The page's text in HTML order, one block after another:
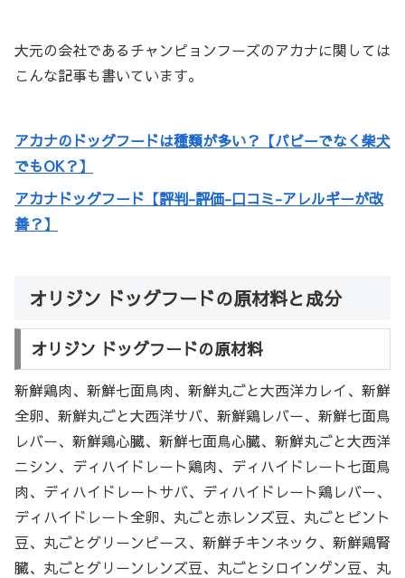
大元の会社であるチャンピョンフーズのアカナに関しては
こんな記事も書いています。
アカナのドッグフードは種類が多い？【パピーでなく柴犬
でもOK？】
アカナドッグフード【評判-評価-口コミ-アレルギーが改
善？】
オリジン ドッグフードの原材料と成分
オリジン ドッグフードの原材料
新鮮鶏肉、新鮮七面鳥肉、新鮮丸ごと大西洋カレイ、新鮮
全卵、新鮮丸ごと大西洋サバ、新鮮鶏レバー、新鮮七面鳥
レバー、新鮮鶏心臓、新鮮七面鳥心臓、新鮮丸ごと大西洋
ニシン、ディハイドレート鶏肉、ディハイドレート七面鳥
肉、ディハイドレートサバ、ディハイドレート鶏レバー、
ディハイドレート全卵、丸ごと赤レンズ豆、丸ごとピント
豆、丸ごとグリーンピース、新鮮チキンネック、新鮮鶏腎
臓、丸ごとグリーンレンズ豆、丸ごとシロインゲン豆、丸